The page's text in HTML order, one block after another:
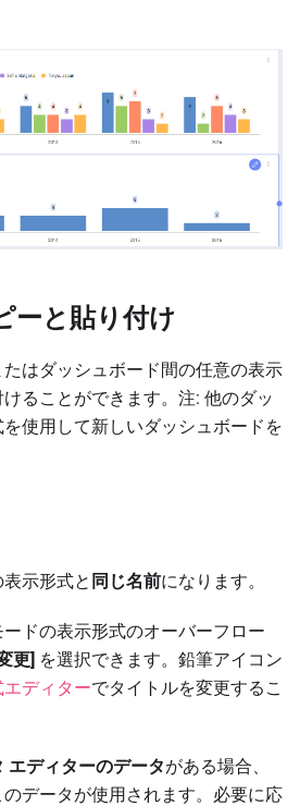
ーと貼り付け
はダッシュボード間の任意の表示
ることができます。注: 他のダッ
使用して新しいダッシュボードを
示形式と 同じ名前になります。
ドの表示形式のオーバーフロー
更] を選択できます。鉛筆アイコン
ディターでタイトルを変更するこ
エディターのデータがある場合、
データが使用されます。必要に応